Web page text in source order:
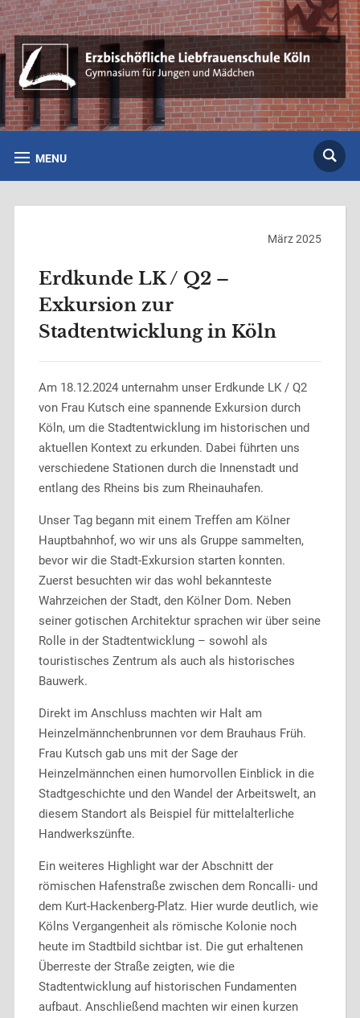
MENU
März 2025
Erdkunde LK / Q2 –
Exkursion zur
Stadtentwicklung in Köln
Am 18.12.2024 unternahm unser Erdkunde LK / Q2
von Frau Kutsch eine spannende Exkursion durch
Köln, um die Stadtentwicklung im historischen und
aktuellen Kontext zu erkunden. Dabei führten uns
verschiedene Stationen durch die Innenstadt und
entlang des Rheins bis zum Rheinauhafen.
Unser Tag begann mit einem Treffen am Kölner
Hauptbahnhof, wo wir uns als Gruppe sammelten,
bevor wir die Stadt-Exkursion starten konnten.
Zuerst besuchten wir das wohl bekannteste
Wahrzeichen der Stadt, den Kölner Dom. Neben
seiner gotischen Architektur sprachen wir über seine
Rolle in der Stadtentwicklung – sowohl als
touristisches Zentrum als auch als historisches
Bauwerk.
Direkt im Anschluss machten wir Halt am
Heinzelmännchenbrunnen vor dem Brauhaus Früh.
Frau Kutsch gab uns mit der Sage der
Heinzelmännchen einen humorvollen Einblick in die
Stadtgeschichte und den Wandel der Arbeitswelt, an
diesem Standort als Beispiel für mittelalterliche
Handwerkszünfte.
Ein weiteres Highlight war der Abschnitt der
römischen Hafenstraße zwischen dem Roncalli- und
dem Kurt-Hackenberg-Platz. Hier wurde deutlich, wie
Kölns Vergangenheit als römische Kolonie noch
heute im Stadtbild sichtbar ist. Die gut erhaltenen
Überreste der Straße zeigten, wie die
Stadtentwicklung auf historischen Fundamenten
aufbaut. Anschließend machten wir einen kurzen